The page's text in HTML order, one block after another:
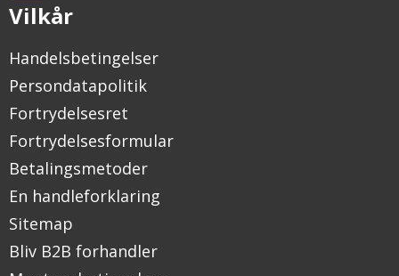
Vilkår
Handelsbetingelser
Persondatapolitik
Fortrydelsesret
Fortrydelsesformular
Betalingsmetoder
En handleforklaring
Sitemap
Bliv B2B forhandler